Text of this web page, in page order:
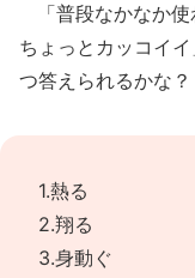
「普段なかなか使
ちょっとカッコイ
つ答えられるかな？
1.熱る
2.翔る
3.身動ぐ